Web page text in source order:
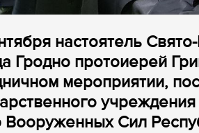
настоятель
Гродно протоиерей
мероприятии,
Вооруженных Сил